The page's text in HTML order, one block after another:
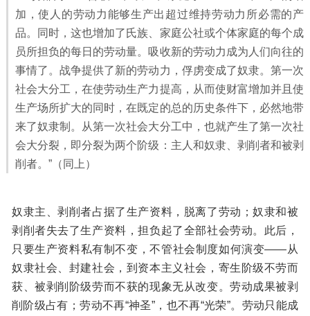
加，使人的劳动力能够生产出超过维持劳动力所必需的产
品。同时，这也增加了氏族、家庭公社或个体家庭的每个成
员所担负的每日的劳动量。吸收新的劳动力成为人们向往的
事情了。战争提供了新的劳动力，俘虏变成了奴隶。第一次
社会大分工，在使劳动生产力提高，从而使财富增加并且使
生产场所扩大的同时，在既定的总的历史条件下，必然地带
来了奴隶制。从第一次社会大分工中，也就产生了第一次社
会大分裂，即分裂为两个阶级：主人和奴隶、剥削者和被剥
削者。”（同上）
奴隶主、剥削者占据了生产资料，脱离了劳动；奴隶和被
剥削者失去了生产资料，担负起了全部社会劳动。此后，
只要生产资料私有制不变，不管社会制度如何演变——从
奴隶社会、封建社会，到资本主义社会，寄生阶级不劳而
获、被剥削阶级劳而不获的现象无从改变。劳动成果被剥
削阶级占有；劳动不再“神圣”，也不再“光荣”。劳动只能成